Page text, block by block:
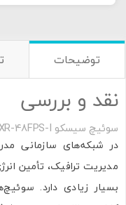
توضیحات
نقد و بررسی
سوئیچ سیسکو WS-C2960XR-48FPS-I
در شبکه‌های سازمانی
مدیریت ترافیک، تأمین
بسیار زیادی دارد.